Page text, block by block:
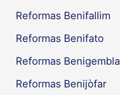
Reformas Benifallim
Reformas Benifato
Reformas Benigembla
Reformas Benijòfar